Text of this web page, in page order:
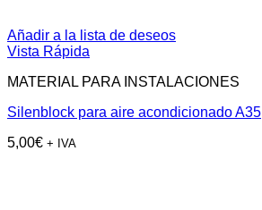
Añadir a la lista de deseos
Vista Rápida
MATERIAL PARA INSTALACIONES
Silenblock para aire acondicionado A35
5,00€ + IVA